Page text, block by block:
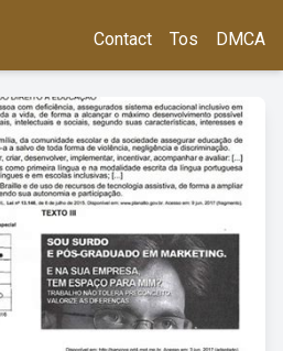
Contact Tos DMCA